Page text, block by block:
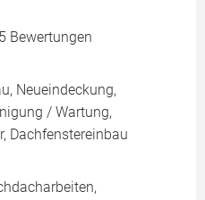
Bewertungen
Neueindeckung,
/ Wartung,
Dachfenstereinbau